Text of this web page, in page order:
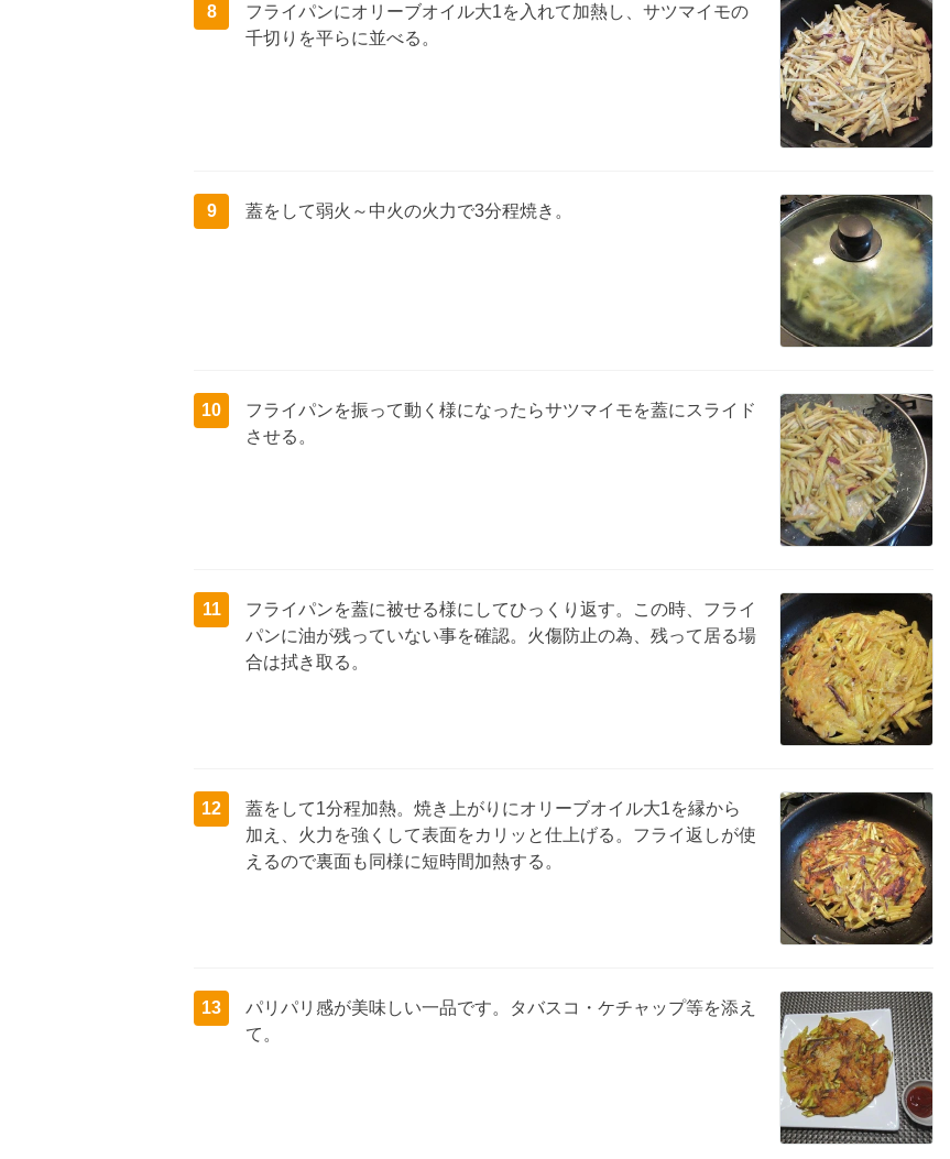
8
フライパンにオリーブオイル大1を入れて加熱し、サツマイモの
千切りを平らに並べる。
9 蓋をして弱火～中火の火力で3分程焼き。
10
フライパンを振って動く様になったらサツマイモを蓋にスライド
させる。
11
フライパンを蓋に被せる様にしてひっくり返す。この時、フライ
パンに油が残っていない事を確認。火傷防止の為、残って居る場
合は拭き取る。
12
蓋をして1分程加熱。焼き上がりにオリーブオイル大1を縁から
加え、火力を強くして表面をカリッと仕上げる。フライ返しが使
えるので裏面も同様に短時間加熱する。
13
パリパリ感が美味しい一品です。タバスコ・ケチャップ等を添え
て。